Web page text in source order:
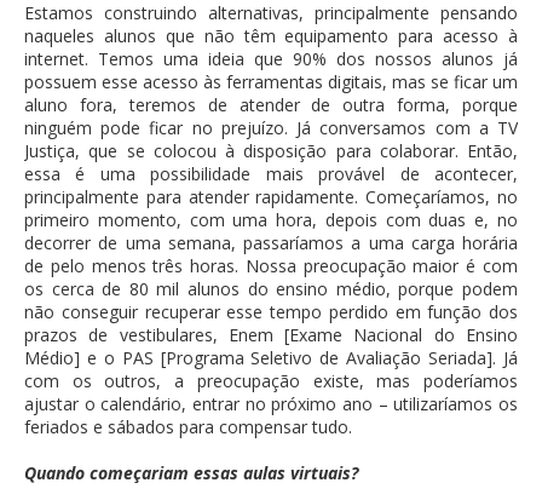
Estamos construindo alternativas, principalmente pensando
naqueles alunos que não têm equipamento para acesso à
internet. Temos uma ideia que 90% dos nossos alunos já
possuem esse acesso às ferramentas digitais, mas se ficar um
aluno fora, teremos de atender de outra forma, porque
ninguém pode ficar no prejuízo. Já conversamos com a TV
Justiça, que se colocou à disposição para colaborar. Então,
essa é uma possibilidade mais provável de acontecer,
principalmente para atender rapidamente. Começaríamos, no
primeiro momento, com uma hora, depois com duas e, no
decorrer de uma semana, passaríamos a uma carga horária
de pelo menos três horas. Nossa preocupação maior é com
os cerca de 80 mil alunos do ensino médio, porque podem
não conseguir recuperar esse tempo perdido em função dos
prazos de vestibulares, Enem [Exame Nacional do Ensino
Médio] e o PAS [Programa Seletivo de Avaliação Seriada]. Já
com os outros, a preocupação existe, mas poderíamos
ajustar o calendário, entrar no próximo ano – utilizaríamos os
feriados e sábados para compensar tudo.
Quando começariam essas aulas virtuais?